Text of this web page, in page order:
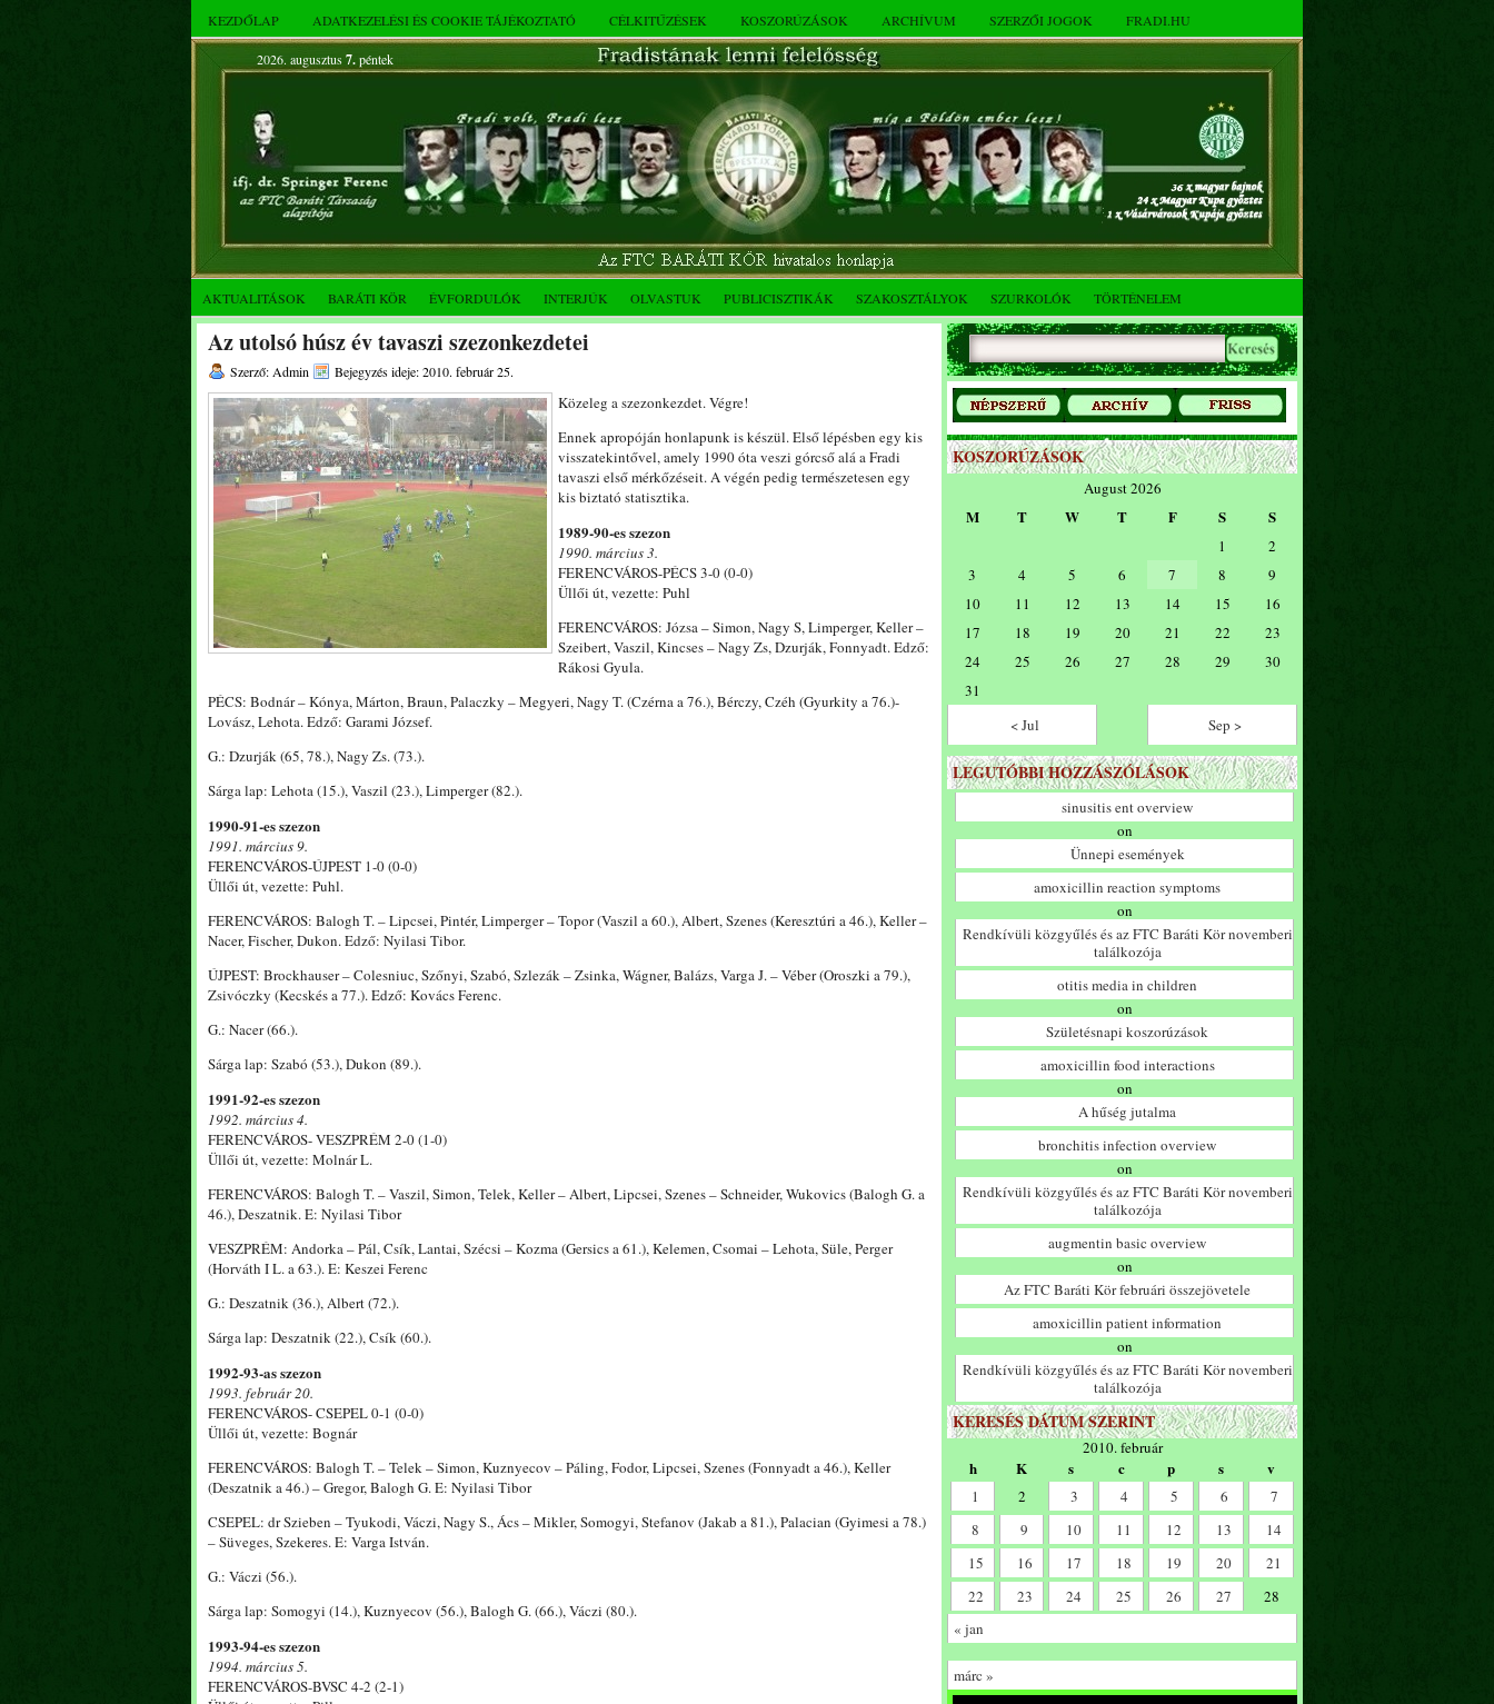
KEZDŐLAP ADATKEZELÉSI ÉS COOKIE TÁJÉKOZTATÓ CÉLKITŰZÉSEK KOSZORÚZÁSOK ARCHÍVUM SZERZŐI JOGOK FRADI.HU
2026. augusztus 7.péntek
AKTUALITÁSOK BARÁTI KÖR ÉVFORDULÓK INTERJÚK OLVASTUK PUBLICISZTIKÁK SZAKOSZTÁLYOK SZURKOLÓK TÖRTÉNELEM
Az utolsó húsz év tavaszi szezonkezdetei
Szerző: Admin Bejegyzés ideje: 2010. február 25.
Közeleg a szezonkezdet. Végre!
Ennek apropóján honlapunk is készül. Első lépésben egy kis
visszatekintővel, amely 1990 óta veszi górcső alá a Fradi
tavaszi első mérkőzéseit. A végén pedig természetesen egy
kis biztató statisztika.
1989-90-es szezon
1990. március 3.
FERENCVÁROS-PÉCS 3-0 (0-0)
Üllői út, vezette: Puhl
FERENCVÁROS: Józsa – Simon, Nagy S, Limperger, Keller –
Szeibert, Vaszil, Kincses – Nagy Zs, Dzurják, Fonnyadt. Edző:
Rákosi Gyula.
PÉCS: Bodnár – Kónya, Márton, Braun, Palaczky – Megyeri, Nagy T. (Czérna a 76.), Bérczy, Czéh (Gyurkity a 76.)-
Lovász, Lehota. Edző: Garami József.
G.: Dzurják (65, 78.), Nagy Zs. (73.).
Sárga lap: Lehota (15.), Vaszil (23.), Limperger (82.).
1990-91-es szezon
1991. március 9.
FERENCVÁROS-ÚJPEST 1-0 (0-0)
Üllői út, vezette: Puhl.
FERENCVÁROS: Balogh T. – Lipcsei, Pintér, Limperger – Topor (Vaszil a 60.), Albert, Szenes (Keresztúri a 46.), Keller –
Nacer, Fischer, Dukon. Edző: Nyilasi Tibor.
ÚJPEST: Brockhauser – Colesniuc, Szőnyi, Szabó, Szlezák – Zsinka, Wágner, Balázs, Varga J. – Véber (Oroszki a 79.),
Zsivóczky (Kecskés a 77.). Edző: Kovács Ferenc.
G.: Nacer (66.).
Sárga lap: Szabó (53.), Dukon (89.).
1991-92-es szezon
1992. március 4.
FERENCVÁROS- VESZPRÉM 2-0 (1-0)
Üllői út, vezette: Molnár L.
FERENCVÁROS: Balogh T. – Vaszil, Simon, Telek, Keller – Albert, Lipcsei, Szenes – Schneider, Wukovics (Balogh G. a
46.), Deszatnik. E: Nyilasi Tibor
VESZPRÉM: Andorka – Pál, Csík, Lantai, Szécsi – Kozma (Gersics a 61.), Kelemen, Csomai – Lehota, Süle, Perger
(Horváth I L. a 63.). E: Keszei Ferenc
G.: Deszatnik (36.), Albert (72.).
Sárga lap: Deszatnik (22.), Csík (60.).
1992-93-as szezon
1993. február 20.
FERENCVÁROS- CSEPEL 0-1 (0-0)
Üllői út, vezette: Bognár
FERENCVÁROS: Balogh T. – Telek – Simon, Kuznyecov – Páling, Fodor, Lipcsei, Szenes (Fonnyadt a 46.), Keller
(Deszatnik a 46.) – Gregor, Balogh G. E: Nyilasi Tibor
CSEPEL: dr Szieben – Tyukodi, Váczi, Nagy S., Ács – Mikler, Somogyi, Stefanov (Jakab a 81.), Palacian (Gyimesi a 78.)
– Süveges, Szekeres. E: Varga István.
G.: Váczi (56.).
Sárga lap: Somogyi (14.), Kuznyecov (56.), Balogh G. (66.), Váczi (80.).
1993-94-es szezon
1994. március 5.
FERENCVÁROS-BVSC 4-2 (2-1)
KOSZORÚZÁSOK
August 2026
M T W T F S S
1
2
3
4 5 6 7 8
9
10
11 12 13 14 15
16
17
18 19 20 21 22
23
24
25 26 27 28 29
30
31
< Jul
Sep >
LEGUTÓBBI HOZZÁSZÓLÁSOK
sinusitis ent overview
on
Ünnepi események
amoxicillin reaction symptoms
on
Rendkívüli közgyűlés és az FTC Baráti Kör novemberi
találkozója
otitis media in children
on
Születésnapi koszorúzások
amoxicillin food interactions
on
A hűség jutalma
bronchitis infection overview
on
Rendkívüli közgyűlés és az FTC Baráti Kör novemberi
találkozója
augmentin basic overview
on
Az FTC Baráti Kör februári összejövetele
amoxicillin patient information
on
Rendkívüli közgyűlés és az FTC Baráti Kör novemberi
találkozója
KERESÉS DÁTUM SZERINT
2010. február
h K s c p s v
1 2 3 4 5 6
7
8
9 10 11 12 13
14
15
16 17 18 19 20
21
22
23 24 25 26 27
28
« jan
márc »